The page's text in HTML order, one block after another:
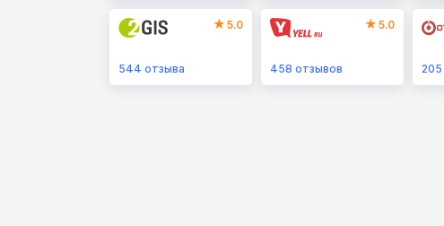
5.0
544 отзыва
5.0
458 отзывов 205